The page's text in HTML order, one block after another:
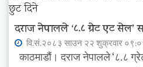
दराज नेपालले ‘८.८ ग्रेट एट सेल’
वि.सं.२०८३ साउन २२ शुक्रवार
काठमाडौं। दराज नेपालले ‘८.८